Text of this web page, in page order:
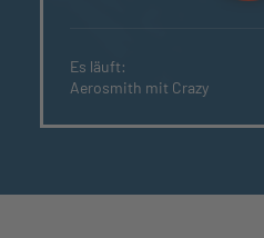
Es läuft:
Aerosmith mit Crazy